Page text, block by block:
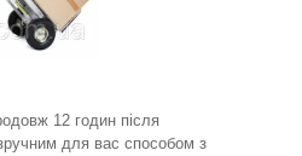
12 годин після
для вас способом з